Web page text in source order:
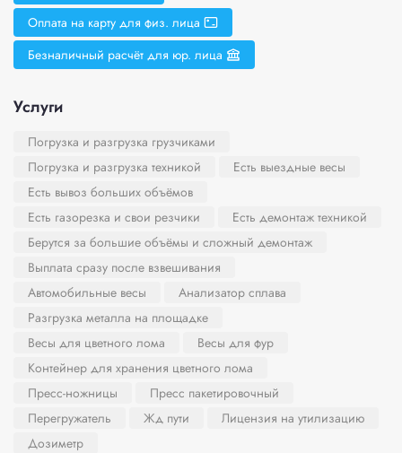
Оплата на карту для физ. лица
Безналичный расчёт для юр. лица
Услуги
Погрузка и разгрузка грузчиками
Погрузка и разгрузка техникой
Есть выездные весы
Есть вывоз больших объёмов
Есть газорезка и свои резчики
Есть демонтаж техникой
Берутся за большие объёмы и сложный демонтаж
Выплата сразу после взвешивания
Автомобильные весы
Анализатор сплава
Разгрузка металла на площадке
Весы для цветного лома
Весы для фур
Контейнер для хранения цветного лома
Пресс-ножницы
Пресс пакетировочный
Перегружатель
Жд пути
Лицензия на утилизацию
Дозиметр